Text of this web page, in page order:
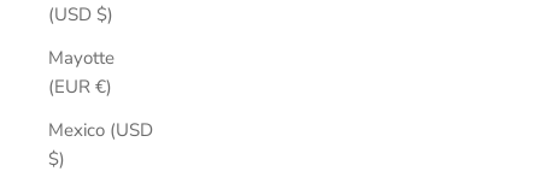
(USD $)
Mayotte
(EUR €)
Mexico (USD
$)